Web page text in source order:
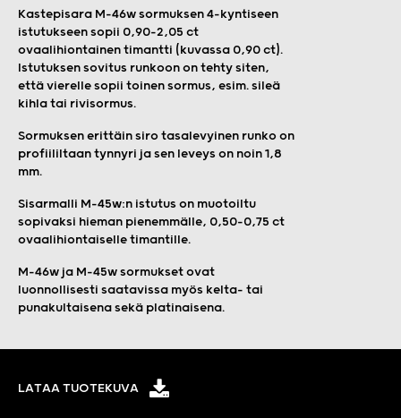
Kastepisara M-46w sormuksen 4-kyntiseen
istutukseen sopii 0,90–2,05 ct
ovaalihiontainen timantti (kuvassa 0,90 ct).
Istutuksen sovitus runkoon on tehty siten,
että vierelle sopii toinen sormus, esim. sileä
kihla tai rivisormus.
Sormuksen erittäin siro tasalevyinen runko on
profiililtaan tynnyri ja sen leveys on noin 1,8
mm.
Sisarmalli M-45w:n istutus on muotoiltu
sopivaksi hieman pienemmälle, 0,50–0,75 ct
ovaalihiontaiselle timantille.
M-46w ja M-45w sormukset ovat
luonnollisesti saatavissa myös kelta- tai
punakultaisena sekä platinaisena.
LATAA TUOTEKUVA